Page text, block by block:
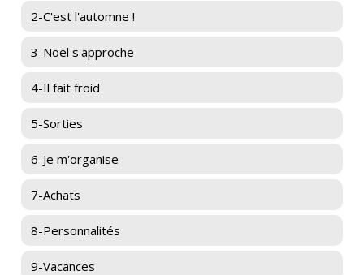
2-C'est l'automne !
3-Noël s'approche
4-Il fait froid
5-Sorties
6-Je m'organise
7-Achats
8-Personnalités
9-Vacances